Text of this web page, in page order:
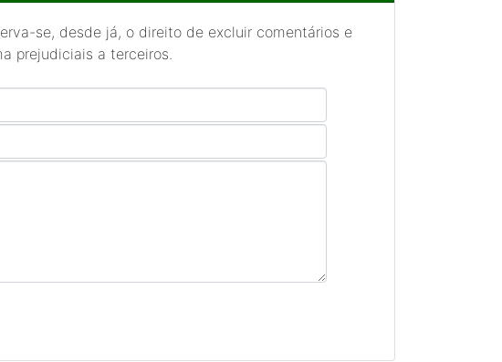
se, desde já, o direito de excluir comentários e
prejudiciais a terceiros.